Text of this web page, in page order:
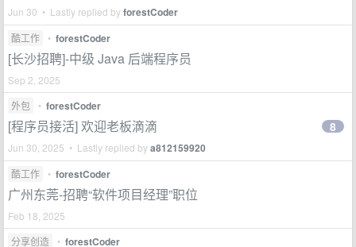
Jun 30 • Lastly replied byforestCoder
酷工作 • forestCoder
[长沙招聘]-中级 Java 后端程序员
Sep 2, 2025
外包
• forestCoder
[程序员接活] 欢迎老板滴滴
Jun 30, 2025 • Lastly replied bya812159920
8
酷工作 • forestCoder
广州东莞-招聘“软件项目经理”职位
Feb 18, 2025
分享创造
• forestCoder